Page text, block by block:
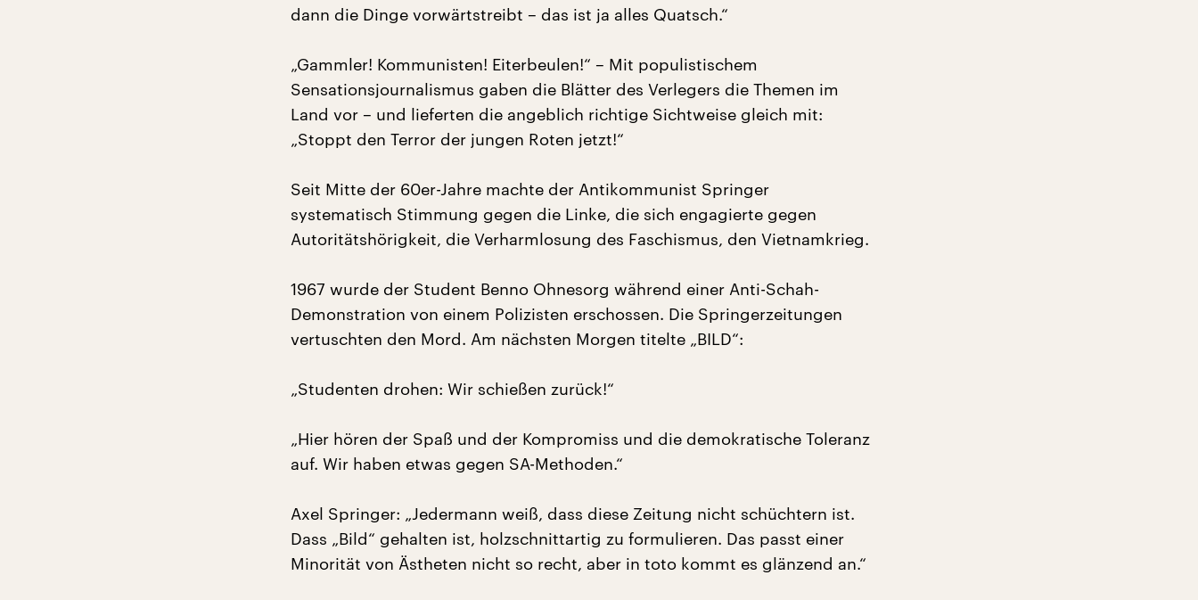
dann die Dinge vorwärtstreibt – das ist ja alles Quatsch.“
„Gammler! Kommunisten! Eiterbeulen!“ – Mit populistischem
Sensationsjournalismus gaben die Blätter des Verlegers die Themen im
Land vor – und lieferten die angeblich richtige Sichtweise gleich mit:
„Stoppt den Terror der jungen Roten jetzt!“
Seit Mitte der 60er-Jahre machte der Antikommunist Springer
systematisch Stimmung gegen die Linke, die sich engagierte gegen
Autoritätshörigkeit, die Verharmlosung des Faschismus, den Vietnamkrieg.
1967 wurde der Student Benno Ohnesorg während einer Anti-Schah-
Demonstration von einem Polizisten erschossen. Die Springerzeitungen
vertuschten den Mord. Am nächsten Morgen titelte „BILD“:
„Studenten drohen: Wir schießen zurück!“
„Hier hören der Spaß und der Kompromiss und die demokratische Toleranz
auf. Wir haben etwas gegen SA-Methoden.“
Axel Springer: „Jedermann weiß, dass diese Zeitung nicht schüchtern ist.
Dass „Bild“ gehalten ist, holzschnittartig zu formulieren. Das passt einer
Minorität von Ästheten nicht so recht, aber in toto kommt es glänzend an.“